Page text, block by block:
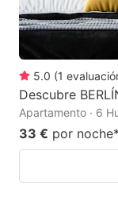
5.0 (1
Descubre
Apartamento · 6
33 € por noche*